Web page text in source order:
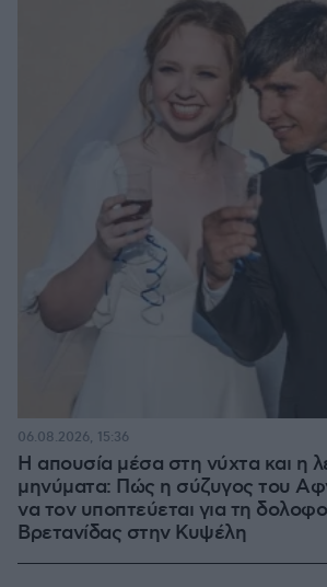
Η απουσία μέσα στη νύχτα και η
μηνύματα: Πώς η σύζυγος του
να τον υποπτεύεται για τη
Βρετανίδας στην Κυψέλη
06.08.2026, 15:36